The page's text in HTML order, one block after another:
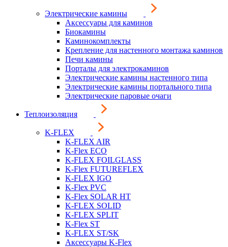
Электрические камины
Аксессуары для каминов
Биокамины
Каминокомплекты
Крепление для настенного монтажа каминов
Печи камины
Порталы для электрокаминов
Электрические камины настенного типа
Электрические камины портального типа
Электрические паровые очаги
Теплоизоляция
K-FLEX
K-FLEX AIR
K-Flex ECO
K-FLEX FOILGLASS
K-Flex FUTUREFLEX
K-FLEX IGO
K-Flex PVC
K-Flex SOLAR HT
K-FLEX SOLID
K-FLEX SPLIT
K-Flex ST
K-FLEX ST/SK
Аксессуары K-Flex